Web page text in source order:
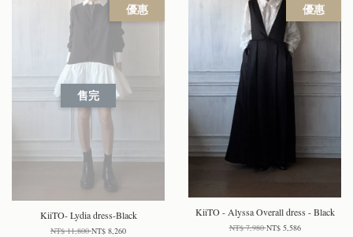
優惠
售完
KiiTO- Lydia dress-Black
NT$ 11,800NT$ 8,260
優惠
KiiTO - Alyssa Overall dress - Black
NT$ 7,980NT$ 5,586